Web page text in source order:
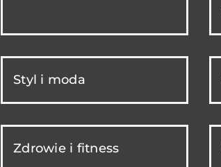
Styl i moda
Zdrowie i fitness